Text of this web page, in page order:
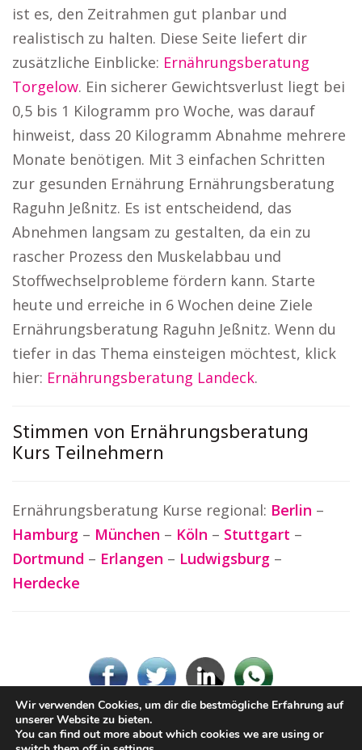
ist es, den Zeitrahmen gut planbar und
realistisch zu halten. Diese Seite liefert dir
zusätzliche Einblicke: Ernährungsberatung
Torgelow. Ein sicherer Gewichtsverlust liegt bei
0,5 bis 1 Kilogramm pro Woche, was darauf
hinweist, dass 20 Kilogramm Abnahme mehrere
Monate benötigen. Mit 3 einfachen Schritten
zur gesunden Ernährung Ernährungsberatung
Raguhn Jeßnitz. Es ist entscheidend, das
Abnehmen langsam zu gestalten, da ein zu
rascher Prozess den Muskelabbau und
Stoffwechselprobleme fördern kann. Starte
heute und erreiche in 6 Wochen deine Ziele
Ernährungsberatung Raguhn Jeßnitz. Wenn du
tiefer in das Thema einsteigen möchtest, klick
hier: Ernährungsberatung Landeck.
Stimmen von Ernährungsberatung
Kurs Teilnehmern
Ernährungsberatung Kurse regional: Berlin –
Hamburg – München – Köln – Stuttgart –
Dortmund – Erlangen – Ludwigsburg –
Herdecke
© Ernaehrungsberatung.rocks
Wir verwenden Cookies, um dir die bestmögliche Erfahrung auf
unserer Website zu bieten.
You can find out more about which cookies we are using or